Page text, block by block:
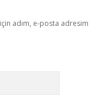
adım, e-posta adresim